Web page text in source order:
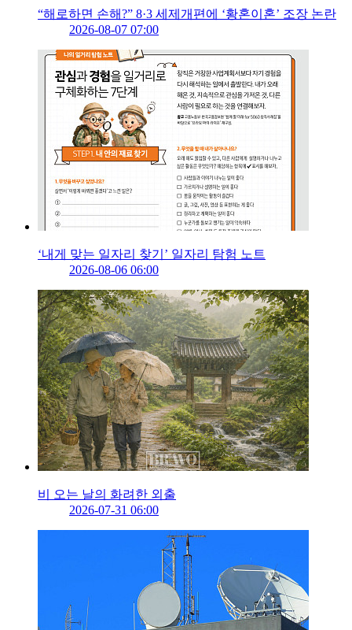
“해로하면 손해?” 8·3 세제개편에 ‘황혼이혼’ 조장 논란
2026-08-07 07:00
‘내게 맞는 일자리 찾기’ 일자리 탐험 노트
2026-08-06 06:00
비 오는 날의 화려한 외출
2026-07-31 06:00